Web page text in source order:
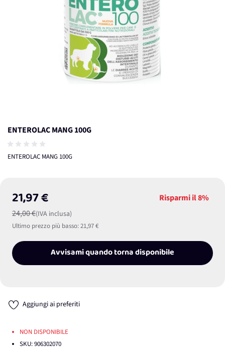
ENTEROLAC MANG 100G
ENTEROLAC MANG 100G
21,97 €
24,00 €(IVA inclusa)
Risparmi il8%
Ultimo prezzo più basso:21,97 €
Avvisami quando torna disponibile
Aggiungi ai preferiti
NON DISPONIBILE
SKU:906302070